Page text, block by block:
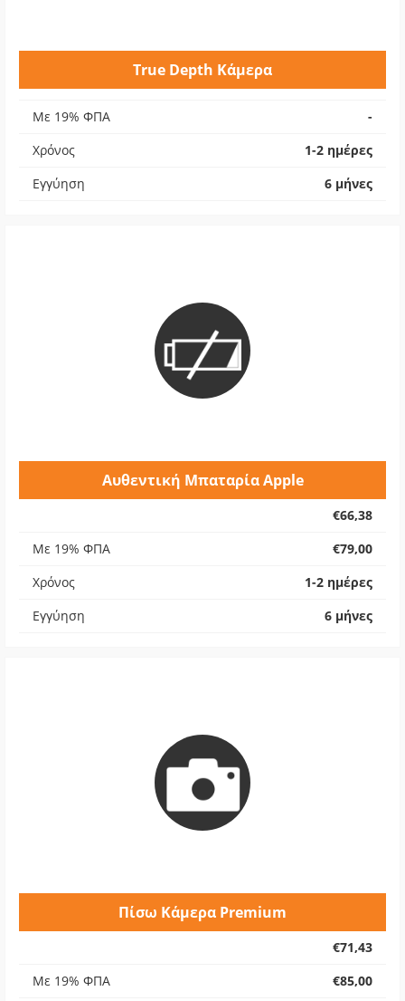
True Depth Κάμερα
Με 19% ΦΠΑ
-
Χρόνος
1-2 ημέρες
Εγγύηση
6 μήνες
Αυθεντική Μπαταρία Apple
€66,38
Με 19% ΦΠΑ
€79,00
Χρόνος
1-2 ημέρες
Εγγύηση
6 μήνες
Πίσω Κάμερα Premium
€71,43
Με 19% ΦΠΑ
€85,00